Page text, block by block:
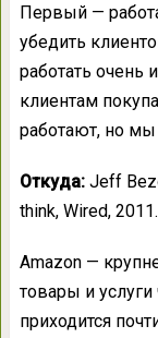
Первый —
убедить
работать очень
клиентам
работают, но мы
Откуда: Jeff
think, Wired, 2011.
Amazon —
товары и
приходится